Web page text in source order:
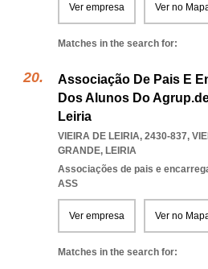
Ver empresa Ver no
Matches in the search for:
Associação De Pais E
Dos Alunos Do
Leiria
VIEIRA DE LEIRIA, 2430-837,
GRANDE, LEIRIA
Associações de pais e
ASS
Ver empresa Ver no
Matches in the search for: